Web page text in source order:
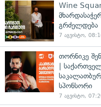
Wine
გრძელდება
7 აგვისტო,
თორნიკე
|
სპონსორი
7 აგვისტო,